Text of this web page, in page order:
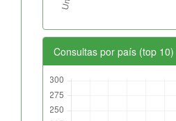
Consultas por país (top 10)